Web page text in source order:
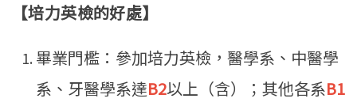
【培力英檢的好處】
畢業門檻：參加培力英檢，醫學系、中醫學
系、牙醫學系達B2以上（含）；其他各系B1